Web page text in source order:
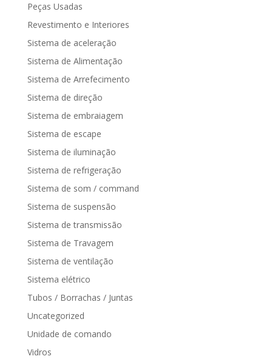
Peças Usadas
Revestimento e Interiores
Sistema de aceleração
Sistema de Alimentação
Sistema de Arrefecimento
Sistema de direção
Sistema de embraiagem
Sistema de escape
Sistema de iluminação
Sistema de refrigeração
Sistema de som / command
Sistema de suspensão
Sistema de transmissão
Sistema de Travagem
Sistema de ventilação
Sistema elétrico
Tubos / Borrachas / Juntas
Uncategorized
Unidade de comando
Vidros